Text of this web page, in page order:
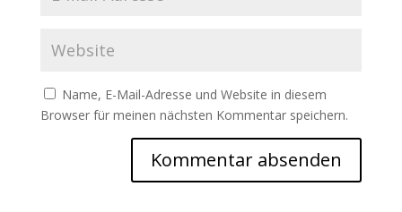
Name, E-Mail-Adresse und Website in diesem
Browser für meinen nächsten Kommentar speichern.